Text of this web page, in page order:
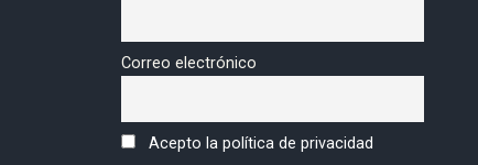
Correo electrónico
Acepto la política de privacidad